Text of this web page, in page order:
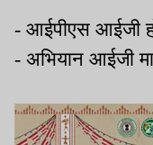
- आईपीएस आईजी
- अभियान आईजी